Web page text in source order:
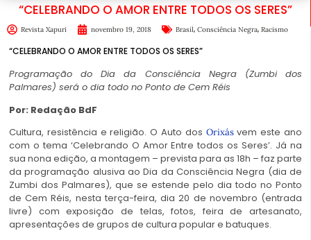
“CELEBRANDO O AMOR ENTRE TODOS OS SERES”
Revista Xapuri novembro 19, 2018 Brasil, Consciência Negra, Racismo
“CELEBRANDO O AMOR ENTRE TODOS OS SERES”
Programação do Dia da Consciência Negra (Zumbi dos
Palmares) será o dia todo no Ponto de Cem Réis
Por: Redação BdF
Cultura, resistência e religião. O Auto dos Orixásvem este ano
com o tema ‘Celebrando O Amor Entre todos os Seres’. Já na
sua nona edição, a montagem – prevista para as 18h – faz parte
da programação alusiva ao Dia da Consciência Negra (dia de
Zumbi dos Palmares), que se estende pelo dia todo no Ponto
de Cem Réis, nesta terça-feira, dia 20 de novembro (entrada
livre) com exposição de telas, fotos, feira de artesanato,
apresentações de grupos de cultura popular e batuques.